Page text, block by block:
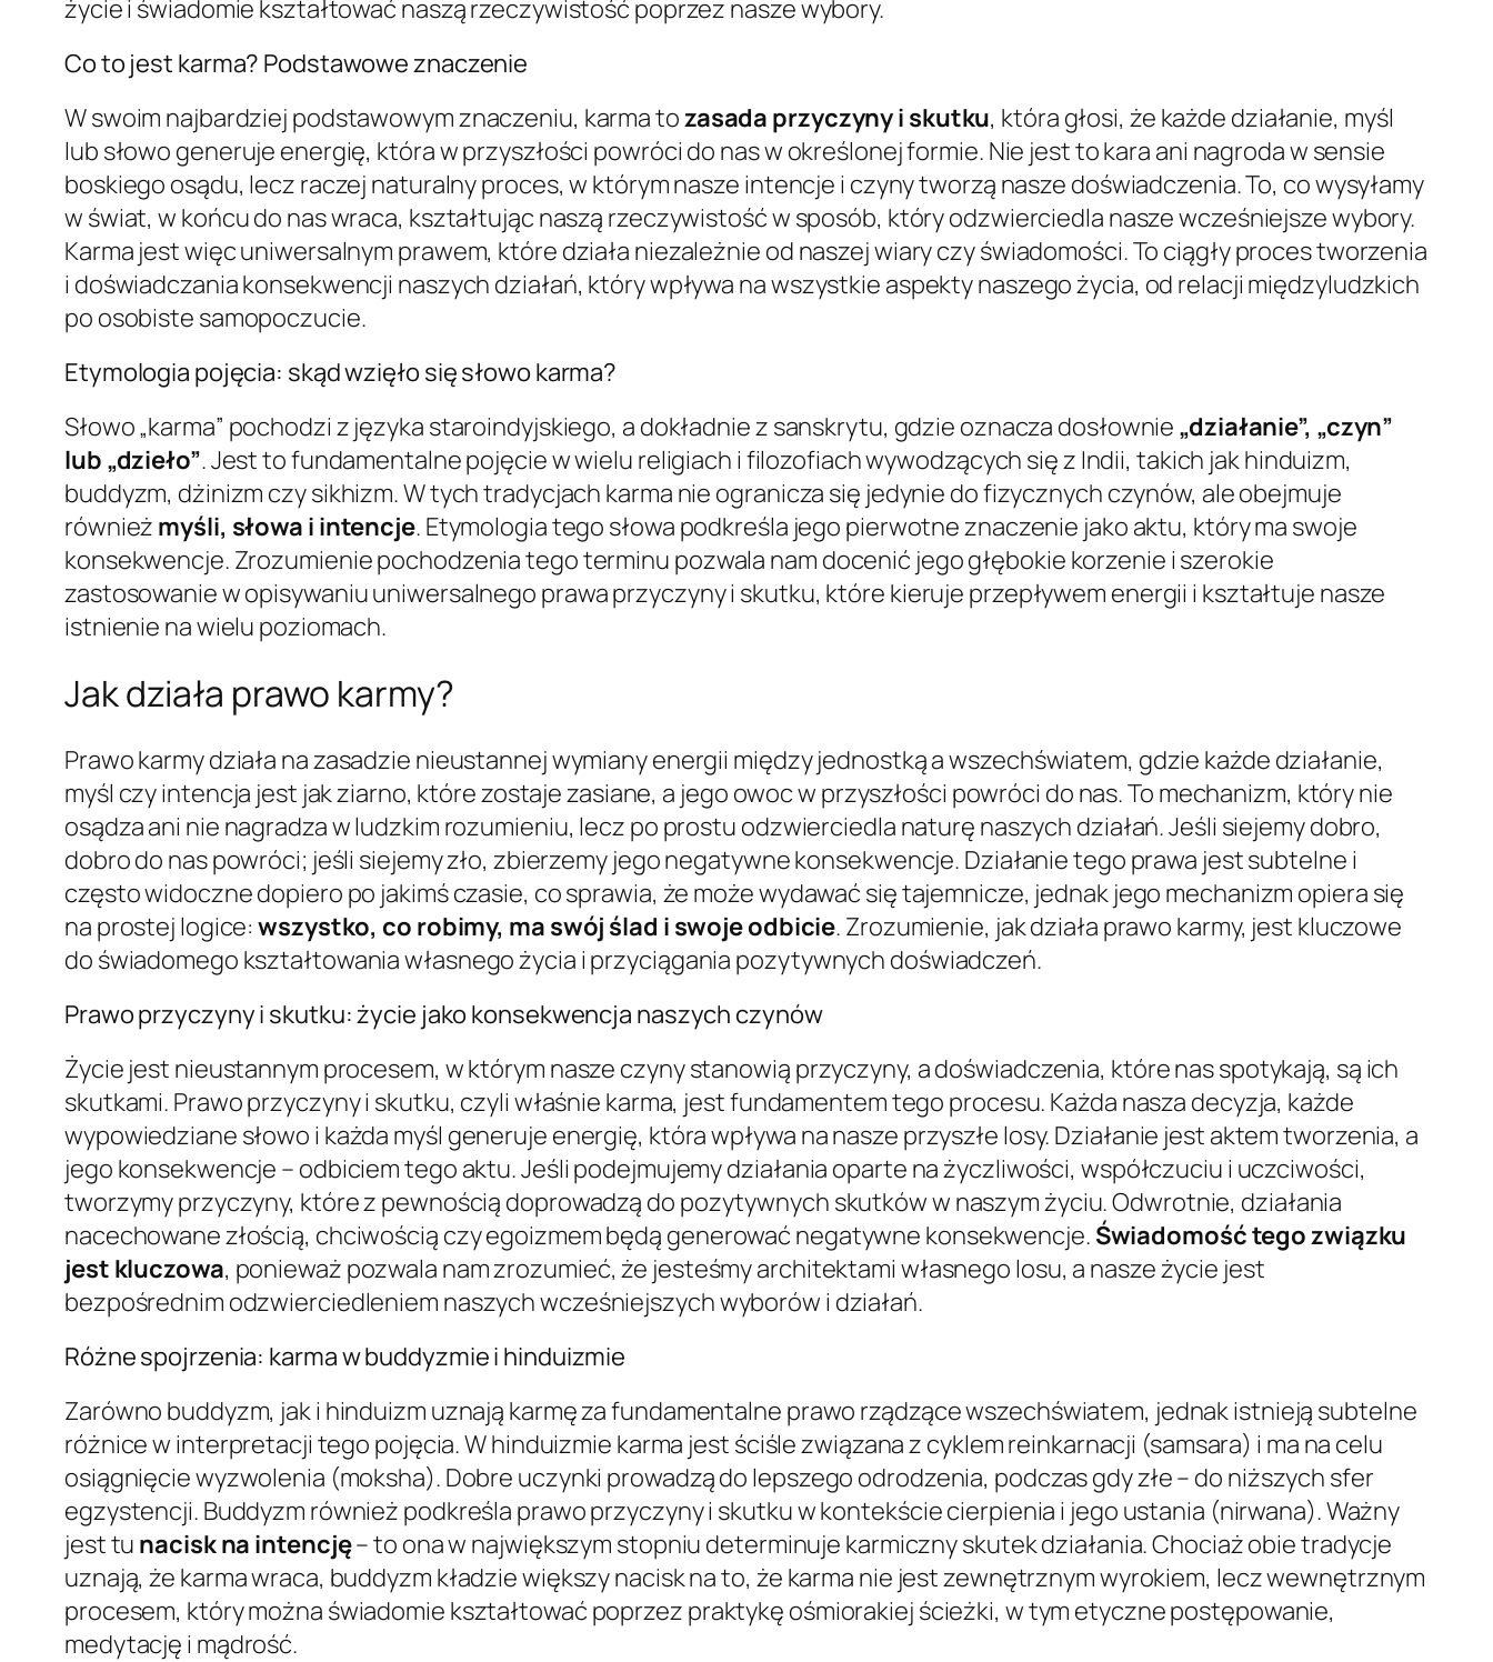
życie i świadomie kształtować naszą rzeczywistość poprzez nasze wybory.
Co to jest karma? Podstawowe znaczenie
W swoim najbardziej podstawowym znaczeniu, karma tozasada przyczyny i skutku, która głosi, że każde działanie, myśl
lub słowo generuje energię, która w przyszłości powróci do nas w określonej formie. Nie jest to kara ani nagroda w sensie
boskiego osądu, lecz raczej naturalny proces, w którym nasze intencje i czyny tworzą nasze doświadczenia. To, co wysyłamy
w świat, w końcu do nas wraca, kształtując naszą rzeczywistość w sposób, który odzwierciedla nasze wcześniejsze wybory.
Karma jest więc uniwersalnym prawem, które działa niezależnie od naszej wiary czy świadomości. To ciągły proces tworzenia
i doświadczania konsekwencji naszych działań, który wpływa na wszystkie aspekty naszego życia, od relacji międzyludzkich
po osobiste samopoczucie.
Etymologia pojęcia: skąd wzięło się słowo karma?
Słowo „karma” pochodzi z języka staroindyjskiego, a dokładnie z sanskrytu, gdzie oznacza dosłownie „działanie”, „czyn”
lub „dzieło”. Jest to fundamentalne pojęcie w wielu religiach i filozofiach wywodzących się z Indii, takich jak hinduizm,
buddyzm, dżinizm czy sikhizm. W tych tradycjach karma nie ogranicza się jedynie do fizycznych czynów, ale obejmuje
również myśli, słowa i intencje. Etymologia tego słowa podkreśla jego pierwotne znaczenie jako aktu, który ma swoje
konsekwencje. Zrozumienie pochodzenia tego terminu pozwala nam docenić jego głębokie korzenie i szerokie
zastosowanie w opisywaniu uniwersalnego prawa przyczyny i skutku, które kieruje przepływem energii i kształtuje nasze
istnienie na wielu poziomach.
Jak działa prawo karmy?
Prawo karmy działa na zasadzie nieustannej wymiany energii między jednostką a wszechświatem, gdzie każde działanie,
myśl czy intencja jest jak ziarno, które zostaje zasiane, a jego owoc w przyszłości powróci do nas. To mechanizm, który nie
osądza ani nie nagradza w ludzkim rozumieniu, lecz po prostu odzwierciedla naturę naszych działań. Jeśli siejemy dobro,
dobro do nas powróci; jeśli siejemy zło, zbierzemy jego negatywne konsekwencje. Działanie tego prawa jest subtelne i
często widoczne dopiero po jakimś czasie, co sprawia, że może wydawać się tajemnicze, jednak jego mechanizm opiera się
na prostej logice:wszystko, co robimy, ma swój ślad i swoje odbicie. Zrozumienie, jak działa prawo karmy, jest kluczowe
do świadomego kształtowania własnego życia i przyciągania pozytywnych doświadczeń.
Prawo przyczyny i skutku: życie jako konsekwencja naszych czynów
Życie jest nieustannym procesem, w którym nasze czyny stanowią przyczyny, a doświadczenia, które nas spotykają, są ich
skutkami. Prawo przyczyny i skutku, czyli właśnie karma, jest fundamentem tego procesu. Każda nasza decyzja, każde
wypowiedziane słowo i każda myśl generuje energię, która wpływa na nasze przyszłe losy. Działanie jest aktem tworzenia, a
jego konsekwencje – odbiciem tego aktu. Jeśli podejmujemy działania oparte na życzliwości, współczuciu i uczciwości,
tworzymy przyczyny, które z pewnością doprowadzą do pozytywnych skutków w naszym życiu. Odwrotnie, działania
nacechowane złością, chciwością czy egoizmem będą generować negatywne konsekwencje. Świadomość tego związku
jest kluczowa, ponieważ pozwala nam zrozumieć, że jesteśmy architektami własnego losu, a nasze życie jest
bezpośrednim odzwierciedleniem naszych wcześniejszych wyborów i działań.
Różne spojrzenia: karma w buddyzmie i hinduizmie
Zarówno buddyzm, jak i hinduizm uznają karmę za fundamentalne prawo rządzące wszechświatem, jednak istnieją subtelne
różnice w interpretacji tego pojęcia. W hinduizmie karma jest ściśle związana z cyklem reinkarnacji (samsara) i ma na celu
osiągnięcie wyzwolenia (moksha). Dobre uczynki prowadzą do lepszego odrodzenia, podczas gdy złe – do niższych sfer
egzystencji. Buddyzm również podkreśla prawo przyczyny i skutku w kontekście cierpienia i jego ustania (nirwana). Ważny
jest tu nacisk na intencję– to ona w największym stopniu determinuje karmiczny skutek działania. Chociaż obie tradycje
uznają, że karma wraca, buddyzm kładzie większy nacisk na to, że karma nie jest zewnętrznym wyrokiem, lecz wewnętrznym
procesem, który można świadomie kształtować poprzez praktykę ośmiorakiej ścieżki, w tym etyczne postępowanie,
medytację i mądrość.